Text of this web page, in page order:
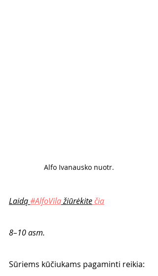
Alfo Ivanausko nuotr.
Laidą #AlfoVila žiūrėkite čia
8–10 asm.
Sūriems kūčiukams pagaminti reikia: